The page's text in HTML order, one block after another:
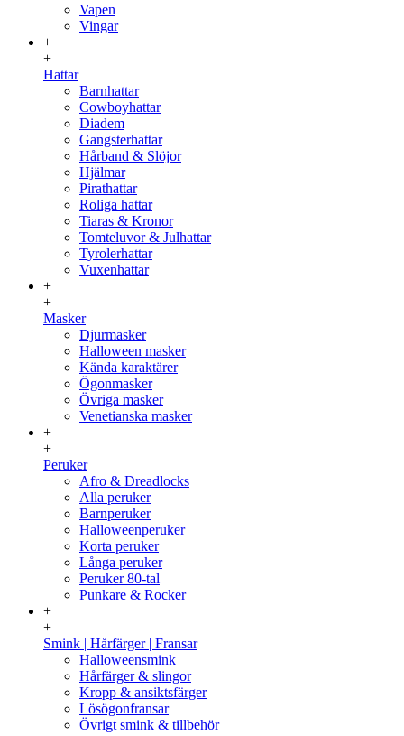
Vapen
Vingar
+
+
Hattar
Barnhattar
Cowboyhattar
Diadem
Gangsterhattar
Hårband & Slöjor
Hjälmar
Pirathattar
Roliga hattar
Tiaras & Kronor
Tomteluvor & Julhattar
Tyrolerhattar
Vuxenhattar
+
+
Masker
Djurmasker
Halloween masker
Kända karaktärer
Ögonmasker
Övriga masker
Venetianska masker
+
+
Peruker
Afro & Dreadlocks
Alla peruker
Barnperuker
Halloweenperuker
Korta peruker
Långa peruker
Peruker 80-tal
Punkare & Rocker
+
+
Smink | Hårfärger | Fransar
Halloweensmink
Hårfärger & slingor
Kropp & ansiktsfärger
Lösögonfransar
Övrigt smink & tillbehör